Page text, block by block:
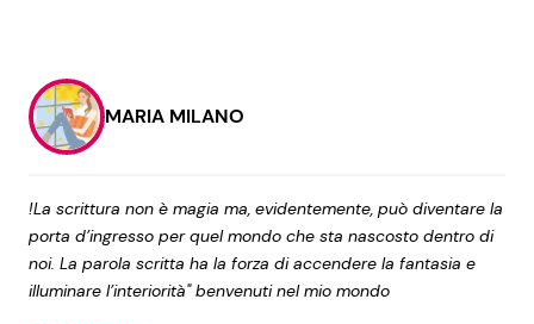
MARIA MILANO
!La scrittura non è magia ma, evidentemente, può diventare la
porta d’ingresso per quel mondo che sta nascosto dentro di
noi. La parola scritta ha la forza di accendere la fantasia e
illuminare l’interiorità" benvenuti nel mio mondo